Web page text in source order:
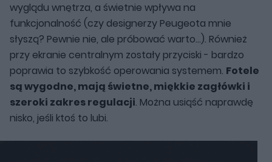
wyglądu wnętrza, a świetnie wpływa na
funkcjonalność (czy designerzy Peugeota mnie
słyszą? Pewnie nie, ale próbować warto...). Również
przy ekranie centralnym zostały przyciski - bardzo
poprawia to szybkość operowania systemem. Fotele
są wygodne, mają świetne, miękkie zagłówki i
szeroki zakres regulacji. Można usiąść naprawdę
nisko, jeśli ktoś to lubi.